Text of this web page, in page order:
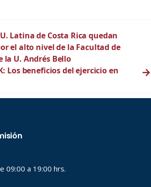
Latina de Costa Rica quedan
el alto nivel de la Facultad de
la U. Andrés Bello
Los beneficios del ejercicio en
→